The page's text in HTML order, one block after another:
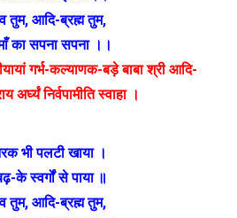
तुम, आदि-ब्रह्म तुम,
का सपना सपना ।।
गर्भ-कल्याणक-बड़े बाबा श्री आदि-
अर्घ्यं निर्वपामीति स्वाहा ।
भी पलटी खाया ।
के स्वर्गों से पाया ॥
तुम, आदि-ब्रह्म तुम,